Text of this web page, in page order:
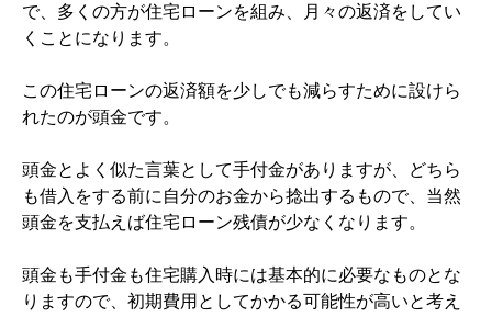
で、多くの方が住宅ローンを組み、月々の返済をしてい
くことになります。
この住宅ローンの返済額を少しでも減らすために設けら
れたのが頭金です。
頭金とよく似た言葉として手付金がありますが、どちら
も借入をする前に自分のお金から捻出するもので、当然
頭金を支払えば住宅ローン残債が少なくなります。
頭金も手付金も住宅購入時には基本的に必要なものとな
りますので、初期費用としてかかる可能性が高いと考え